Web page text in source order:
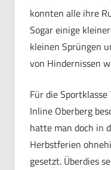
konnten alle ihre
Sogar einige
kleinen Sprüngen
von Hindernissen
Für die
Inline Oberberg
hatte man doch in
Herbstferien
gesetzt. Überdies